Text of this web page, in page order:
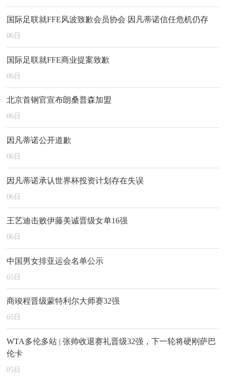
国际足联就FFE风波致歉会员协会 因凡蒂诺信任危机仍存
06日
国际足联就FFE商业提案致歉
06日
北京首钢官宣布朗桑普森加盟
06日
因凡蒂诺公开道歉
06日
因凡蒂诺承认世界杯投资计划存在失误
06日
王艺迪击败伊藤美诚晋级女单16强
06日
中国男女排亚运会名单公示
05日
商竣程晋级蒙特利尔大师赛32强
05日
WTA多伦多站 | 张帅收退赛礼晋级32强，下一轮将硬刚萨巴
伦卡
05日